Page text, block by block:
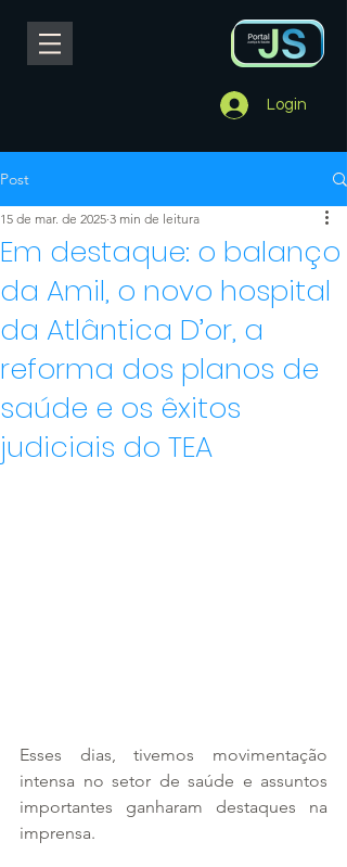
Login
Post
Em destaque: o balanço
da Amil, o novo hospital
da Atlântica D’or, a
reforma dos planos de
saúde e os êxitos
judiciais do TEA
15 de mar. de 2025 3 min de leitura
Esses dias, tivemos movimentação
intensa no setor de saúde e assuntos
importantes ganharam destaques na
imprensa.